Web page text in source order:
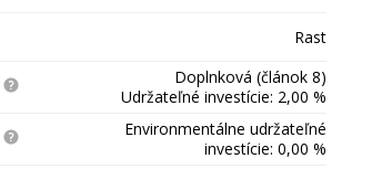
Rast
Doplnková (článok 8)
Udržateľné investície: 2,00 %
Environmentálne udržateľné
investície: 0,00 %